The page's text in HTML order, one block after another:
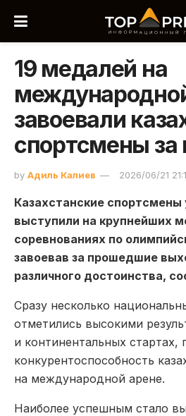
19 медалей на
завоевали
спортсмены
by Адиль Калиев 2026/06/21
Казахстанские
выступили на крупнейших
соревнованиях по
завоевав за прошедшие
различного достоинства,
Сразу несколько
отметились высокими
и континентальных стартах,
конкурентоспособность
на международной арене.
Наиболее успешным стало